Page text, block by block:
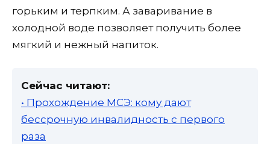
горьким и терпким. А заваривание в
холодной воде позволяет получить более
мягкий и нежный напиток.
Сейчас читают:
• Прохождение МСЭ: кому дают
бессрочную инвалидность с первого
раза